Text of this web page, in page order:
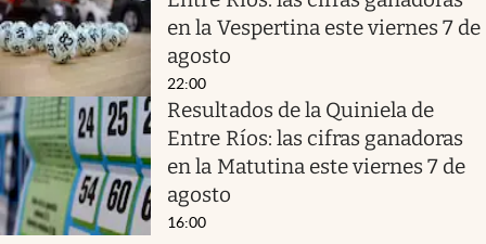
en la Vespertina este viernes 7 de
agosto
22:00
Resultados de la Quiniela de
Entre Ríos: las cifras ganadoras
en la Matutina este viernes 7 de
agosto
16:00